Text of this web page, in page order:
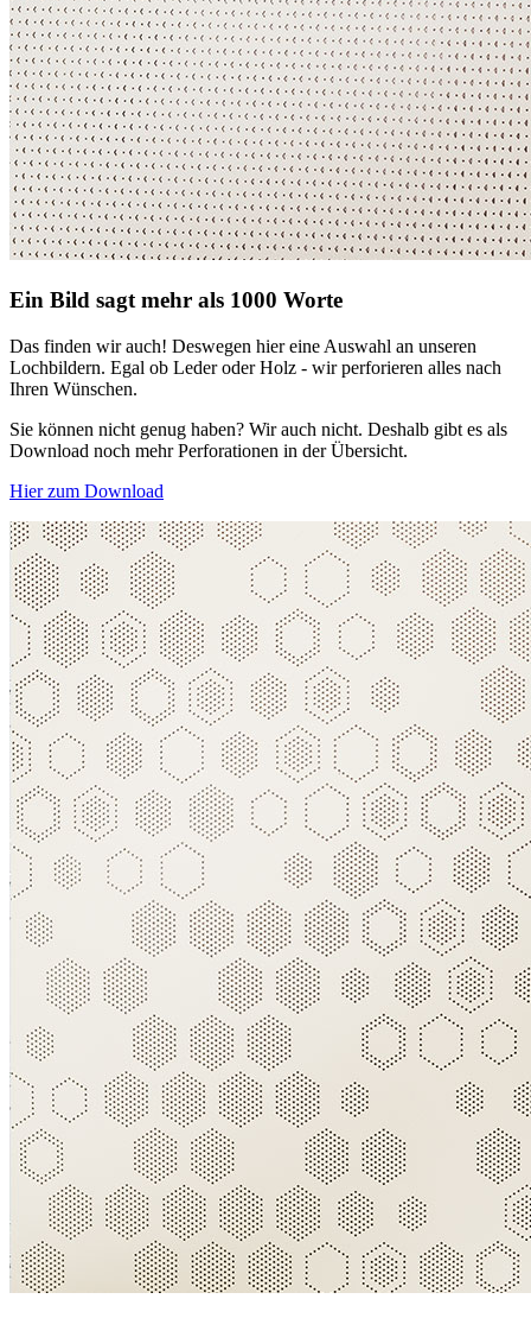
Ein Bild sagt mehr als 1000 Worte
Das finden wir auch! Deswegen hier eine Auswahl an unseren
Lochbildern. Egal ob Leder oder Holz - wir perforieren alles nach
Ihren Wünschen.
Sie können nicht genug haben? Wir auch nicht. Deshalb gibt es als
Download noch mehr Perforationen in der Übersicht.
Hier zum Download